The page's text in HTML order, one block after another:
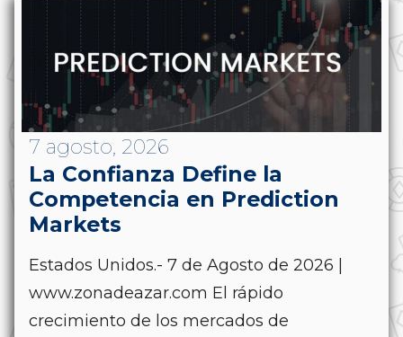
7 agosto, 2026
La Confianza Define la
Competencia en Prediction
Markets
Estados Unidos.- 7 de Agosto de 2026 |
www.zonadeazar.com El rápido
crecimiento de los mercados de